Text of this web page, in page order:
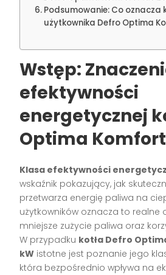
Podsumowanie: Co oznacza
użytkownika Defro Optima
Wstęp:
efektywności
energetycznej
Optima
Klasa efektywności
wskaźnik pokazujący, jak
przetwarza energię paliwa na
użytkowników oznacza to realne
mniejsze zużycie paliwa oraz
W przypadku kotła Defro
kW istotne jest poznanie jego
która bezpośrednio wpływa na